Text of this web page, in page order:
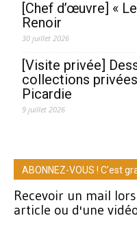
[Chef d’œuvre] «
Renoir
30 juillet 2026
[Visite privée]
collections
Picardie
9 juillet 2026
ABONNEZ-VOUS ! C'est
Recevoir un mail
article ou d'une